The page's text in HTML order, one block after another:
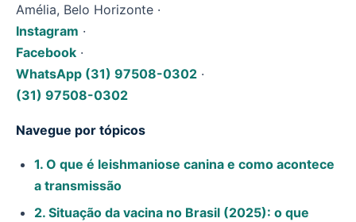
Amélia, Belo Horizonte ·
Instagram ·
Facebook ·
WhatsApp (31) 97508-0302 ·
(31) 97508-0302
Navegue por tópicos
1. O que é leishmaniose canina e como acontece
a transmissão
2. Situação da vacina no Brasil (2025): o que